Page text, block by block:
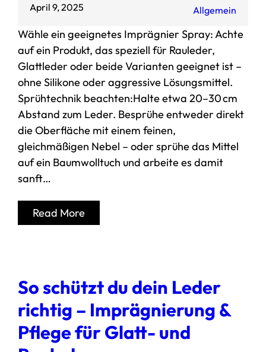
April 9, 2025 Allgemein
Wähle ein geeignetes Imprägnier Spray: Achte
auf ein Produkt, das speziell für Rauleder,
Glattleder oder beide Varianten geeignet ist –
ohne Silikone oder aggressive Lösungsmittel.
Sprühtechnik beachten:Halte etwa 20–30 cm
Abstand zum Leder. Besprühe entweder direkt
die Oberfläche mit einem feinen,
gleichmäßigen Nebel – oder sprühe das Mittel
auf ein Baumwolltuch und arbeite es damit
sanft…
Read More
So schützt du dein Leder
richtig – Imprägnierung &
Pflege für Glatt- und